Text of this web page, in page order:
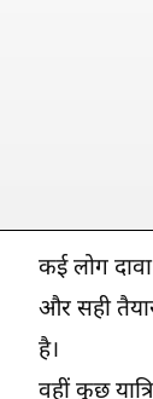
कई लोग
और सही
है।
वहीं कुछ